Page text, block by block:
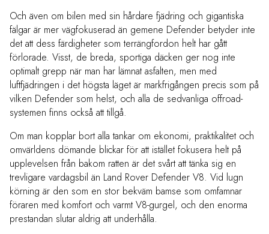
Och även om bilen med sin hårdare fjädring och gigantiska
fälgar är mer vägfokuserad än gemene Defender betyder inte
det att dess färdigheter som terrängfordon helt har gått
förlorade. Visst, de breda, sportiga däcken ger nog inte
optimalt grepp när man har lämnat asfalten, men med
luftfjädringen i det högsta läget är markfrigången precis som på
vilken Defender som helst, och alla de sedvanliga offroad-
systemen finns också att tillgå.
Om man kopplar bort alla tankar om ekonomi, praktikalitet och
omvärldens dömande blickar för att istället fokusera helt på
upplevelsen från bakom ratten är det svårt att tänka sig en
trevligare vardagsbil än Land Rover Defender V8. Vid lugn
körning är den som en stor bekväm bamse som omfamnar
föraren med komfort och varmt V8-gurgel, och den enorma
prestandan slutar aldrig att underhålla.